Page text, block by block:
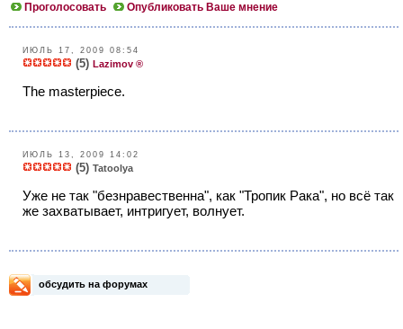
Проголосовать
Опубликовать Ваше мнение
ИЮЛЬ 17, 2009 08:54
(5) Lazimov ®
The masterpiece.
ИЮЛЬ 13, 2009 14:02
(5) Tatoolya
Уже не так "безнравественна", как "Тропик Рака", но всё так
же захватывает, интригует, волнует.
обсудить на форумах